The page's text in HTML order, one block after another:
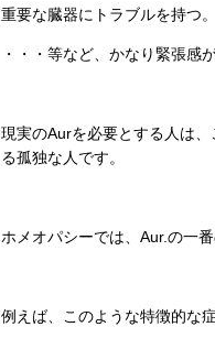
重要な臓器にトラブルを持つ。
・・・等など、かなり緊張感
現実のAurを必要とする人は
る孤独な人です。
ホメオパシーでは、Aur.の一
例えば、このような特徴的な